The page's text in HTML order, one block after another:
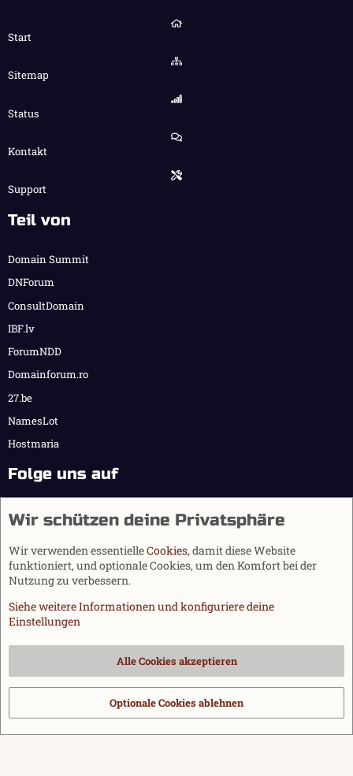
Start
Sitemap
Status
Kontakt
Support
Teil von
Domain Summit
DNForum
ConsultDomain
IBF.lv
ForumNDD
Domainforum.ro
27.be
NamesLot
Hostmaria
Folge uns auf
Cookies
Datenschutz
Hilfe und Impressum
Start
S
Community platform by XenForo® © 2010-2026 XenForo Ltd.
via s9e/MediaSites
Wir schützen deine Privatsphäre
Wir verwenden essentielleCookies, damit diese Website
funktioniert, und optionale Cookies, um den Komfort bei der
Nutzung zu verbessern.
Siehe weitere Informationen und konfiguriere deine
Einstellungen
Alle Cookies akzeptieren
Optionale Cookies ablehnen